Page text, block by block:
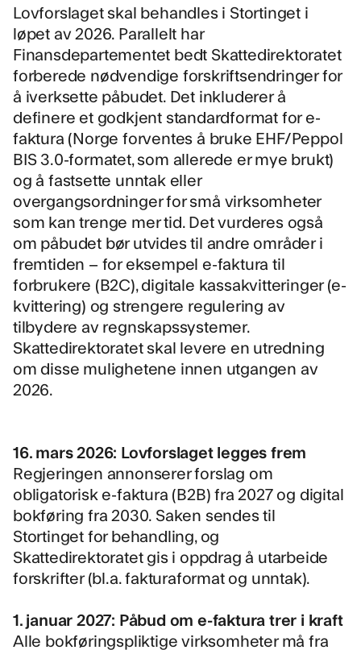
Lovforslaget skal behandles i Stortinget i
løpet av 2026. Parallelt har
Finansdepartementet bedt Skattedirektoratet
forberede nødvendige forskriftsendringer for
å iverksette påbudet. Det inkluderer å
definere et godkjent standardformat for e-
faktura (Norge forventes å bruke EHF/Peppol
BIS 3.0-formatet, som allerede er mye brukt)
og å fastsette unntak eller
overgangsordninger for små virksomheter
som kan trenge mer tid. Det vurderes også
om påbudet bør utvides til andre områder i
fremtiden – for eksempel e-faktura til
forbrukere (B2C), digitale kassakvitteringer (e-
kvittering) og strengere regulering av
tilbydere av regnskapssystemer.
Skattedirektoratet skal levere en utredning
om disse mulighetene innen utgangen av
2026.
16. mars 2026: Lovforslaget legges frem
Regjeringen annonserer forslag om
obligatorisk e-faktura (B2B) fra 2027 og digital
bokføring fra 2030. Saken sendes til
Stortinget for behandling, og
Skattedirektoratet gis i oppdrag å utarbeide
forskrifter (bl.a. fakturaformat og unntak).
1. januar 2027: Påbud om e-faktura trer i kraft
Alle bokføringspliktige virksomheter må fra